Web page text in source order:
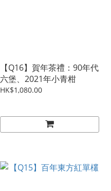
【Q16】賀年茶禮：90年代
六堡、2021年小青柑
HK$1,080.00